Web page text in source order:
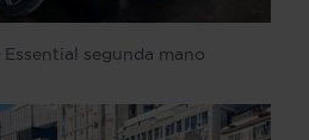
segunda mano